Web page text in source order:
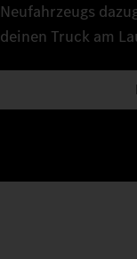
Neufahrzeugs
deinen Truck am